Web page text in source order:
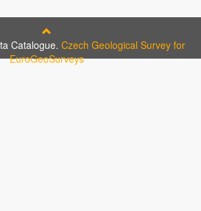
Catalogue. Czech Geological Survey for
EuroGeoSurveys